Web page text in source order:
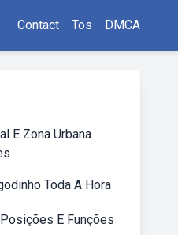
Contact Tos DMCA
E Zona Urbana
Toda A Hora
E Funções